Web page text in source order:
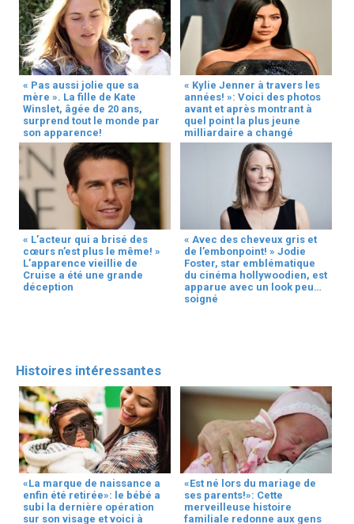
« Pas aussi jolie que sa
mère ». La fille de Kate
Winslet, âgée de 20 ans,
surprend tout le monde par
son apparence!
« Kylie Jenner à travers les
années! »: Voici des photos
avant et après montrant à
quel point la plus jeune
milliardaire a changé
« L’acteur qui a brisé des
cœurs n’est plus le même! »
L’apparence vieillie de
Cruise a été une grande
déception
« Avec des cheveux gris et
de l’embonpoint! » Jodie
Foster, star emblématique
du cinéma hollywoodien, est
apparue avec un look peu
soigné
Histoires intéressantes
«La marque de naissance a
enfin été retirée»: le bébé a
subi la dernière opération
sur son visage et voici à
«Est né lors du mariage de
ses parents!»: Cette
merveilleuse histoire
familiale redonne aux gens